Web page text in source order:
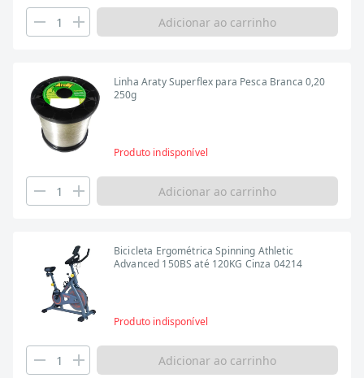
Adicionar ao carrinho
Linha Araty Superflex para Pesca Branca 0,20
250g
Produto indisponível
Adicionar ao carrinho
Bicicleta Ergométrica Spinning Athletic
Advanced 150BS até 120KG Cinza 04214
Produto indisponível
Adicionar ao carrinho